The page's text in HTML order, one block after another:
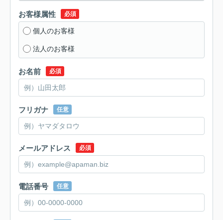
お客様属性 必須
個人のお客様
法人のお客様
お名前 必須
フリガナ 任意
メールアドレス 必須
電話番号 任意